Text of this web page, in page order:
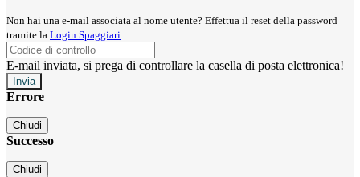
Non hai una e-mail associata al nome utente? Effettua il reset della password
tramite la Login Spaggiari
E-mail inviata, si prega di controllare la casella di posta elettronica!
Errore
Chiudi
Successo
Chiudi